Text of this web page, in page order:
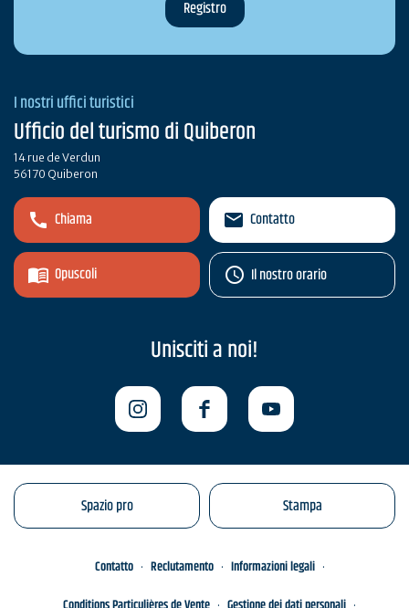
I nostri uffici turistici
Ufficio del turismo di Quiberon
14 rue de Verdun
56170 Quiberon
Chiama
Opuscoli
Contatto
Il nostro orario
Unisciti a noi!
Spazio pro Stampa
Contatto Reclutamento
Informazioni legali